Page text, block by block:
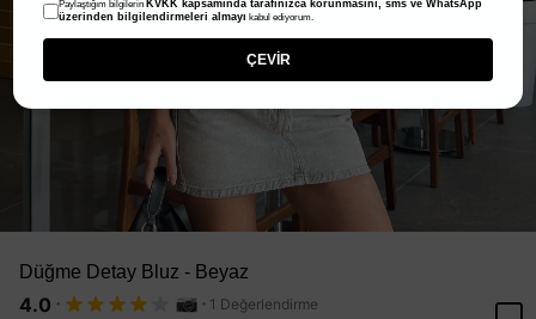
Düğme Detay Bluz - Beyaz
4.0 · · 1 Değerlendirme
Paylaştığım bilgilerin KVKK kapsamında tarafınızca korunmasını, sms ve WhatsApp
üzerinden bilgilendirmeleri almayı kabul ediyorum.
ÇEVİR